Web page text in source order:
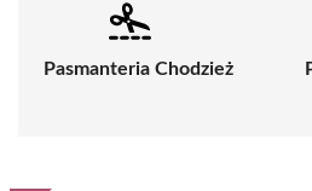
Pasmanteria Chodzież